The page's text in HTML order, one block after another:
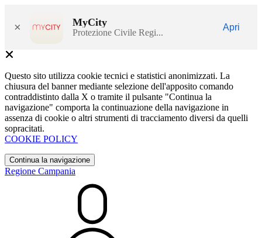
× MyCity
Protezione Civile Regi...
Apri
Questo sito utilizza cookie tecnici e statistici anonimizzati. La
chiusura del banner mediante selezione dell'apposito comando
contraddistinto dalla X o tramite il pulsante "Continua la
navigazione" comporta la continuazione della navigazione in
assenza di cookie o altri strumenti di tracciamento diversi da quelli
sopracitati.
COOKIE POLICY
Continua la navigazione
Regione Campania